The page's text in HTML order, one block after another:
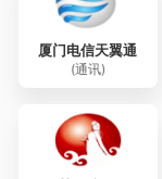
厦门电信天翼通
(通讯)